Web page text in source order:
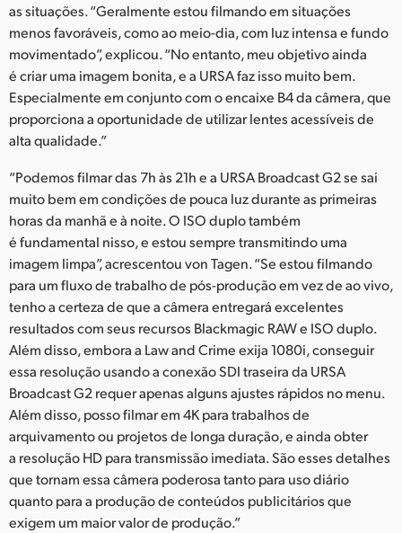
as situações. “Geralmente estou filmando em situações
menos favoráveis, como ao meio-dia, com luz intensa e fundo
movimentado”, explicou. “No entanto, meu objetivo ainda
é criar uma imagem bonita, e a URSA faz isso muito bem.
Especialmente em conjunto com o encaixe B4 da câmera, que
proporciona a oportunidade de utilizar lentes acessíveis de
alta qualidade.”
“Podemos filmar das 7h às 21h e a URSA Broadcast G2 se sai
muito bem em condições de pouca luz durante as primeiras
horas da manhã e à noite. O ISO duplo também
é fundamental nisso, e estou sempre transmitindo uma
imagem limpa”, acrescentou von Tagen. “Se estou filmando
para um fluxo de trabalho de pós-produção em vez de ao vivo,
tenho a certeza de que a câmera entregará excelentes
resultados com seus recursos Blackmagic RAW e ISO duplo.
Além disso, embora a Law and Crime exija 1080i, conseguir
essa resolução usando a conexão SDI traseira da URSA
Broadcast G2 requer apenas alguns ajustes rápidos no menu.
Além disso, posso filmar em 4K para trabalhos de
arquivamento ou projetos de longa duração, e ainda obter
a resolução HD para transmissão imediata. São esses detalhes
que tornam essa câmera poderosa tanto para uso diário
quanto para a produção de conteúdos publicitários que
exigem um maior valor de produção.”